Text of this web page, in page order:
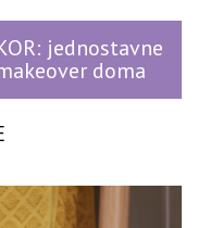
jednostavne
doma